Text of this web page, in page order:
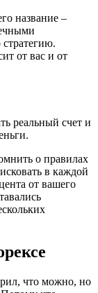
название –
от вас и от
реальный счет и
о правилах
в каждой
от вашего
что можно, но